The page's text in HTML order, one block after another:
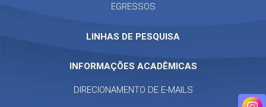
EGRESSOS
LINHAS DE PESQUISA
INFORMAÇÕES ACADÊMICAS
DIRECIONAMENTO DE E-MAILS